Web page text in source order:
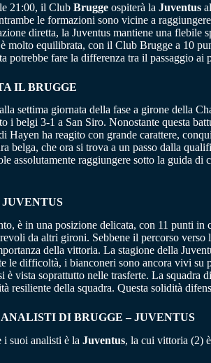
21:00, il Club Brugge ospiterà la Juventus
le formazioni sono vicine a
diretta, la Juventus mantiene una
molto equilibrata, con il Club Brugge a 10
potrebbe fare la differenza tra il passaggio
IL BRUGGE
settima giornata della fase a girone della
i belgi 3-1 a San Siro. Nonostante questa
Hayen ha reagito con grande carattere,
belga, che ora si trova a un passo dalla
assolutamente raggiungere sotto la guida
è in una posizione delicata, con 11 punti
da altri gironi. Sebbene il percorso
della vittoria. La stagione della
le difficoltà, i bianconeri sono ancora vivi su
è vista soprattutto nelle trasferte. La
resiliente della squadra. Questa solidità
DI BRUGGE – JUVENTUS
i suoi analisti è la Juventus, la cui vittoria (2)